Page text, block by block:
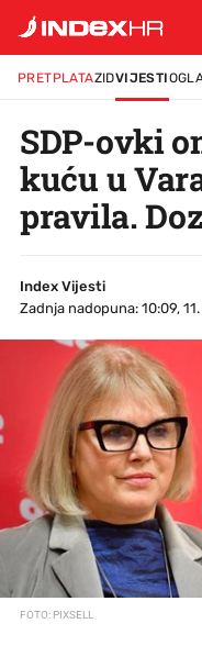
PRETPLATAZIDVIJESTI
SDP-ovki
kuću u
pravila.
Index Vijesti
Zadnja nadopuna: 10:09,
FOTO: PIXSELL